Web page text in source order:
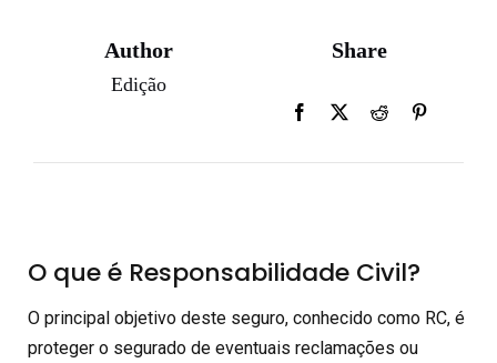
Author
Edição
Share
O que é Responsabilidade Civil?
O principal objetivo deste seguro, conhecido como RC, é
proteger o segurado de eventuais reclamações ou